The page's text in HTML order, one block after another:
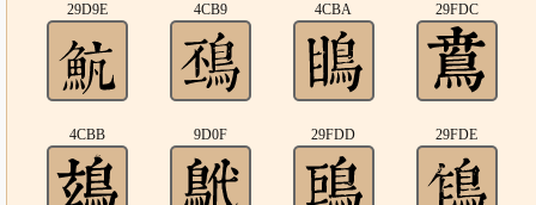
29D9E 4CB9 4CBA 29FDC
4CBB 9D0F 29FDD 29FDE